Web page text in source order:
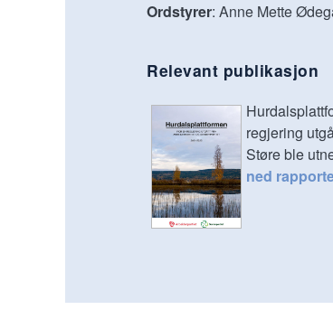
Ordstyrer: Anne Mette
Relevant publikasjon
regjering
Støre ble
ned